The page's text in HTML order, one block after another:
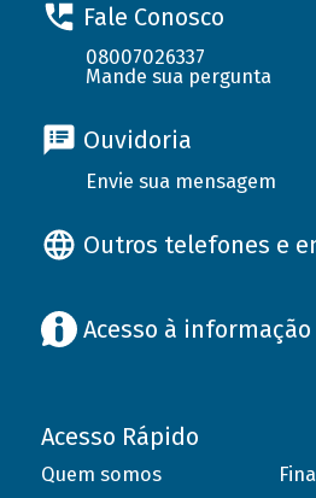
Fale Conosco
08007026337
Mande sua pergunta
Ouvidoria
Envie sua mensagem
Outros telefones e
Acesso à informação
Acesso Rápido
Quem somos